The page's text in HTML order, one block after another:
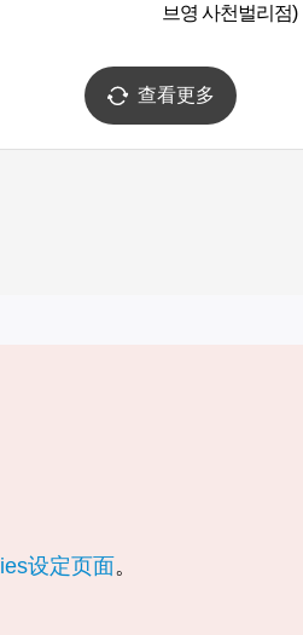
브영 사천벌리점)
查看更多
数字图书 / 电子书
设定页面。